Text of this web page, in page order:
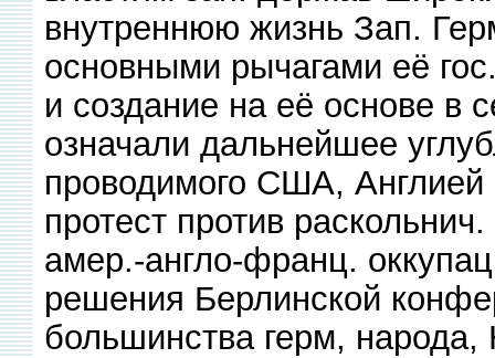
внутреннюю жизнь Зап.
основными рычагами её
и создание на её основе в
означали дальнейшее
проводимого США,
протест против
амер.-англо-франц.
решения Берлинской
большинства герм,